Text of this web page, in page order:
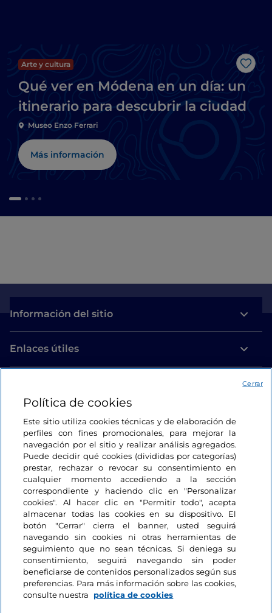
Me
Arte y cultura
Qué ver en Módena en un día: un
itinerario para descubrir la ciudad
Museo Enzo Ferrari
Más información
Información del sitio
Enlaces útiles
Estamos en contacto
Política de cookies
Este sitio utiliza cookies técnicas y de elaboración de
perfiles con fines promocionales, para mejorar la
navegación por el sitio y realizar análisis agregados.
Puede decidir qué cookies (divididas por categorías)
prestar, rechazar o revocar su consentimiento en
cualquier momento accediendo a la sección
correspondiente y haciendo clic en "Personalizar
cookies". Al hacer clic en "Permitir todo", acepta
almacenar todas las cookies en su dispositivo. El
botón "Cerrar" cierra el banner, usted seguirá
navegando sin cookies ni otras herramientas de
seguimiento que no sean técnicas. Si deniega su
consentimiento, seguirá navegando sin poder
beneficiarse de contenidos personalizados según sus
preferencias. Para más información sobre las cookies,
consulte nuestra
política de cookies
Cerrar